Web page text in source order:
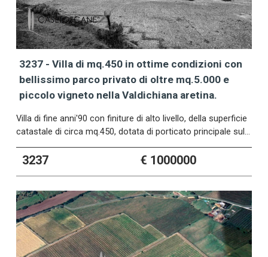
3237 - Villa di mq.450 in ottime condizioni con
bellissimo parco privato di oltre mq.5.000 e
piccolo vigneto nella Valdichiana aretina.
Villa di fine anni'90 con finiture di alto livello, della superficie
catastale di circa mq.450, dotata di porticato principale sul…
3237 € 1000000